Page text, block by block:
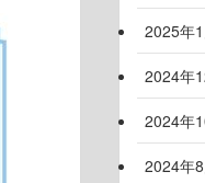
2025年1
2024年
2024年
2024年8